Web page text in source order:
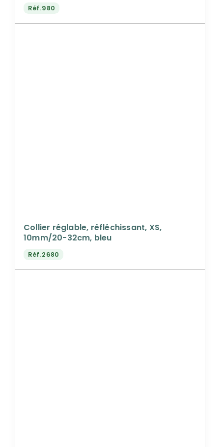
Réf.980
Collier réglable, réfléchissant, XS,
10mm/20-32cm, bleu
Réf.2680